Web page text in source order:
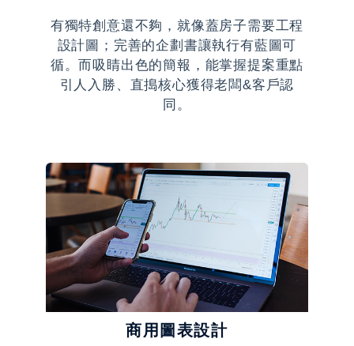
有獨特創意還不夠，就像蓋房子需要工程
設計圖；完善的企劃書讓執行有藍圖可
循。而吸睛出色的簡報，能掌握提案重點
引人入勝、直搗核心獲得老闆&客戶認
同。
商用圖表設計